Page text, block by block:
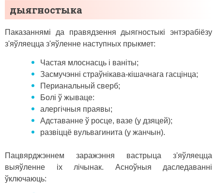
дыягностыка
Паказаннямі да правядзення дыягностыкі энтэрабіёзу
з'яўляецца з'яўленне наступных прыкмет:
Частая млоснасць і ваніты;
Засмучэнні страўнікава-кішачнага гасцінца;
Перианальный сверб;
Болі ў жываце:
алергічныя праявы;
Адставанне ў росце, вазе (у дзяцей);
развіццё вульвагинита (у жанчын).
Пацвярджэннем заражэння вастрыца з'яўляецца
выяўленне іх лічынак. Асноўныя даследаванні
ўключаюць: